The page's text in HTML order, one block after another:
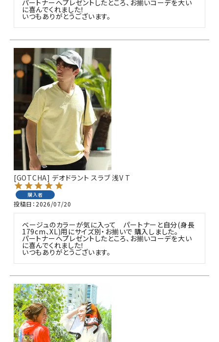
パートナーへプレゼントしたところ、お揃いコーデを大い
に喜んでくれました！
いつもありがとうございます。
[GOTCHA] デオドラント スラブ 浅V T
購入者
投稿日 2026/07/20
ベージュのカラーが気に入って　パートナーと自分(身長
179cm、XL)用にサイズ別・お揃いで 購入しました。
パートナーへプレゼントしたところ、お揃いコーデを大い
に喜んでくれました！
いつもありがとうございます。